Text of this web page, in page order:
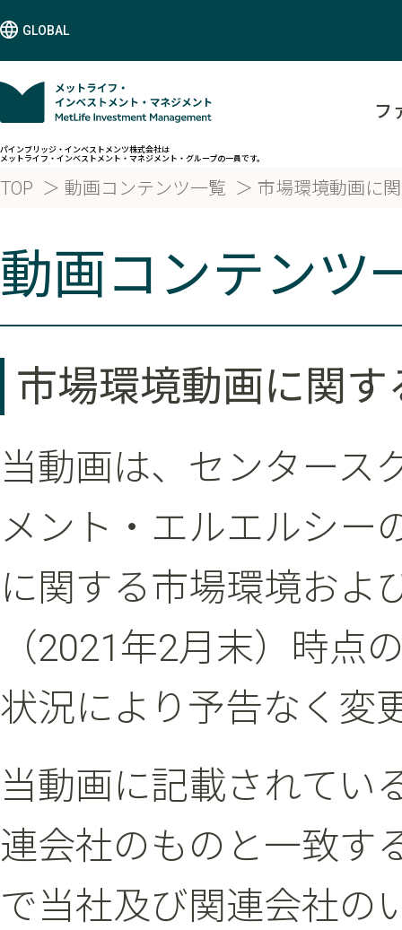
GLOBAL
パインブリッジ・インベストメンツ株式会社は
メットライフ・インベストメント・マネジメント・グループの一員です。
フ
TOP 動画コンテンツ一覧 市場環境動画に
動画コンテンツ
市場環境動画に関
当動画は、センタース
メント・エルエルシー
に関する市場環境およ
（2021年2月末）時点
状況により予告なく変
当動画に記載されてい
連会社のものと一致す
で当社及び関連会社の